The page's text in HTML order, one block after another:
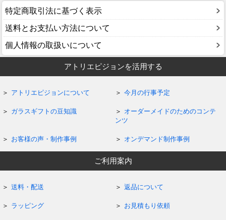
特定商取引法に基づく表示
送料とお支払い方法について
個人情報の取扱いについて
アトリエピジョンを活用する
アトリエピジョンについて 今月の行事予定
ガラスギフトの豆知識
オーダーメイドのためのコンテ
ンツ
お客様の声・制作事例 オンデマンド制作事例
ご利用案内
送料・配送 返品について
ラッピング お見積もり依頼